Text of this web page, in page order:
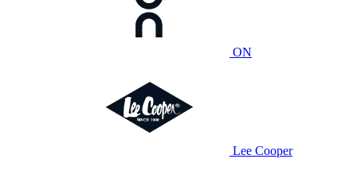
ON
Lee Cooper